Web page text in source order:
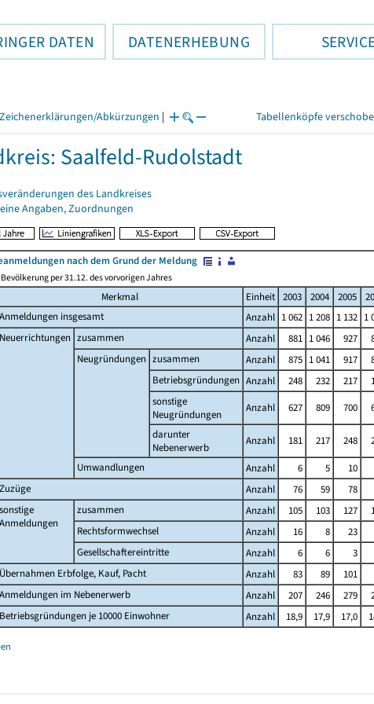
DATEN DATENERHEBUNG
Zeichenerklärungen/Abkürzungen | Tabellenköpfe
Saalfeld-Rudolstadt
des Landkreises
Angaben, Zuordnungen
nach dem Grund der Meldung
per 31.12. des vorvorigen Jahres
Merkmal Einheit 2003 2004 2005
Anmeldungen insgesamt
Anzahl 1 062 1 208 1 132 1
Neuerrichtungen zusammen Anzahl 881 1 046 927
Neugründungen zusammen Anzahl 875 1 041 917
Betriebsgründungen Anzahl 248 232 217
sonstige
Neugründungen
Anzahl 627 809 700
darunter
Nebenerwerb
Anzahl 181 217 248
Umwandlungen
Anzahl 6 5
10
Zuzüge
Anzahl 76 59
78
sonstige
Anmeldungen
zusammen Anzahl 105 103 127
Rechtsformwechsel
Anzahl 16 8
23
Gesellschaftereintritte
Anzahl 6 6
3
Übernahmen Erbfolge, Kauf, Pacht
Anzahl 83 89
101
Anmeldungen im Nebenerwerb
Anzahl 207 246 279
Betriebsgründungen je 10000 Einwohner
Anzahl 18,9 17,9 17,0